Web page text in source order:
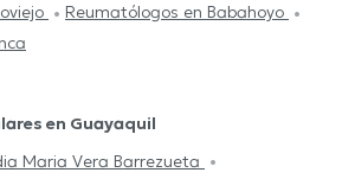
Reumatólogos en Babahoyo
en Guayaquil
Maria Vera Barrezueta